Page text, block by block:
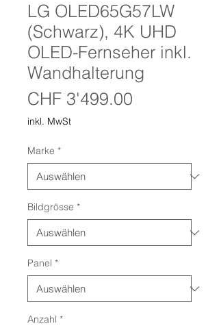
LG OLED65G57LW
(Schwarz), 4K UHD
OLED-Fernseher inkl.
Wandhalterung
CHF 3'499.00
inkl. MwSt
Marke *
Bildgrösse *
Panel *
Anzahl *